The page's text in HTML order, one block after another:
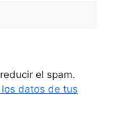
el spam.
datos de tus